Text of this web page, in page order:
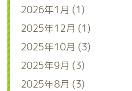
2026年1月 (1)
2025年12月 (1)
2025年10月 (3)
2025年9月 (3)
2025年8月 (3)